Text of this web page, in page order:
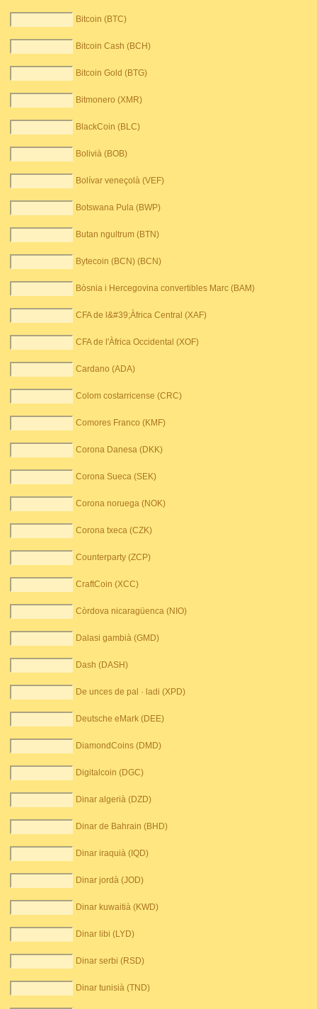
Bitcoin (BTC)
Bitcoin Cash (BCH)
Bitcoin Gold (BTG)
Bitmonero (XMR)
BlackCoin (BLC)
Bolivià (BOB)
Bolívar veneçolà (VEF)
Botswana Pula (BWP)
Butan ngultrum (BTN)
Bytecoin (BCN) (BCN)
Bòsnia i Hercegovina convertibles Marc (BAM)
CFA de l&#39;Àfrica Central (XAF)
CFA de l'Àfrica Occidental (XOF)
Cardano (ADA)
Colom costarricense (CRC)
Comores Franco (KMF)
Corona Danesa (DKK)
Corona Sueca (SEK)
Corona noruega (NOK)
Corona txeca (CZK)
Counterparty (ZCP)
CraftCoin (XCC)
Còrdova nicaragüenca (NIO)
Dalasi gambià (GMD)
Dash (DASH)
De unces de pal · ladi (XPD)
Deutsche eMark (DEE)
DiamondCoins (DMD)
Digitalcoin (DGC)
Dinar algerià (DZD)
Dinar de Bahrain (BHD)
Dinar iraquià (IQD)
Dinar jordà (JOD)
Dinar kuwaitià (KWD)
Dinar libi (LYD)
Dinar serbi (RSD)
Dinar tunisià (TND)